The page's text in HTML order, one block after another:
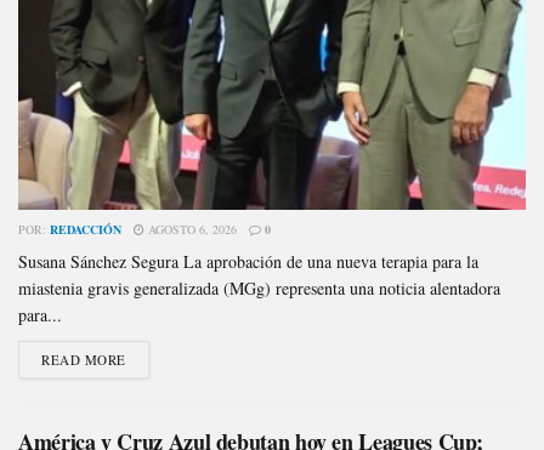
POR: REDACCIÓN AGOSTO 6, 2026 0
Susana Sánchez Segura La aprobación de una nueva terapia para la
miastenia gravis generalizada (MGg) representa una noticia alentadora
para...
READ MORE
América y Cruz Azul debutan hoy en Leagues Cup;